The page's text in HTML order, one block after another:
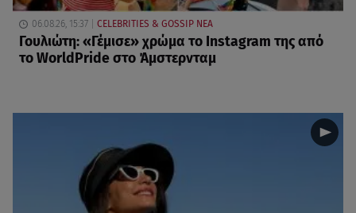
06.08.26, 15:37 CELEBRITIES & GOSSIP ΝΕΑ
Γουλιώτη: «Γέμισε» χρώμα το Instagram της από
το WorldPride στο Άμστερνταμ